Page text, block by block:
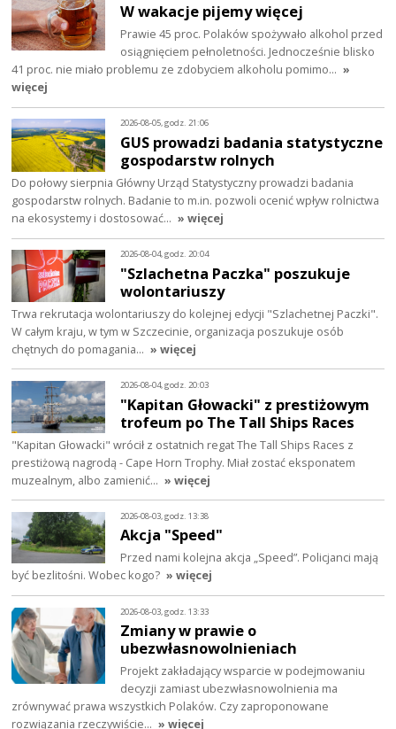
W wakacje pijemy więcej
Prawie 45 proc. Polaków spożywało alkohol przed
osiągnięciem pełnoletności. Jednocześnie blisko
41 proc. nie miało problemu ze zdobyciem alkoholu pomimo… »
więcej
2026-08-05, godz. 21:06
GUS prowadzi badania statystyczne
gospodarstw rolnych
Do połowy sierpnia Główny Urząd Statystyczny prowadzi badania
gospodarstw rolnych. Badanie to m.in. pozwoli ocenić wpływ rolnictwa
na ekosystemy i dostosować… » więcej
2026-08-04, godz. 20:04
"Szlachetna Paczka" poszukuje
wolontariuszy
Trwa rekrutacja wolontariuszy do kolejnej edycji "Szlachetnej Paczki".
W całym kraju, w tym w Szczecinie, organizacja poszukuje osób
chętnych do pomagania… » więcej
2026-08-04, godz. 20:03
"Kapitan Głowacki" z prestiżowym
trofeum po The Tall Ships Races
"Kapitan Głowacki" wrócił z ostatnich regat The Tall Ships Races z
prestiżową nagrodą - Cape Horn Trophy. Miał zostać eksponatem
muzealnym, albo zamienić… » więcej
2026-08-03, godz. 13:38
Akcja "Speed"
Przed nami kolejna akcja „Speed”. Policjanci mają
być bezlitośni. Wobec kogo? » więcej
2026-08-03, godz. 13:33
Zmiany w prawie o
ubezwłasnowolnieniach
Projekt zakładający wsparcie w podejmowaniu
decyzji zamiast ubezwłasnowolnienia ma
zrównywać prawa wszystkich Polaków. Czy zaproponowane
rozwiązania rzeczywiście… » więcej